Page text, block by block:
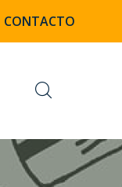
CONTACTO